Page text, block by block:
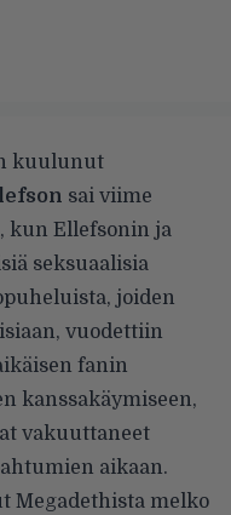
kuulunut
sai viime
kun Ellefsonin ja
seksuaalisia
joiden
vuodettiin
fanin
kanssakäymiseen,
vakuuttaneet
aikaan.
Megadethista melko